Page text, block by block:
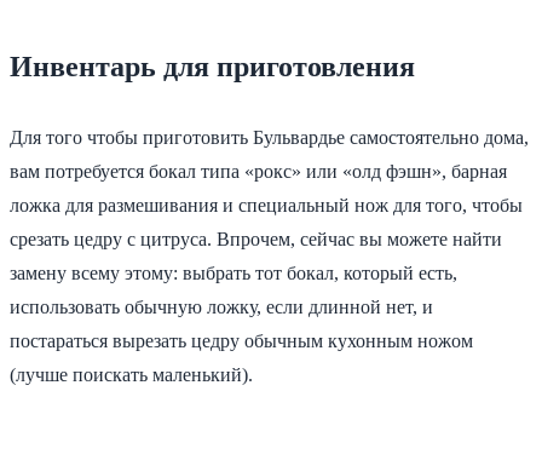
Инвентарь для приготовления
Для того чтобы приготовить Бульвардье самостоятельно дома,
вам потребуется бокал типа «рокс» или «олд фэшн», барная
ложка для размешивания и специальный нож для того, чтобы
срезать цедру с цитруса. Впрочем, сейчас вы можете найти
замену всему этому: выбрать тот бокал, который есть,
использовать обычную ложку, если длинной нет, и
постараться вырезать цедру обычным кухонным ножом
(лучше поискать маленький).